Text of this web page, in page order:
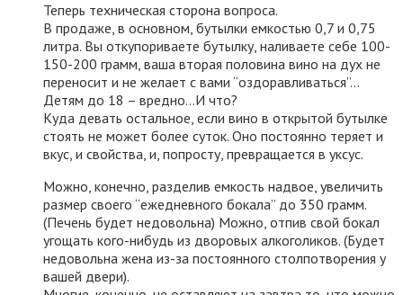
Теперь техническая сторона вопроса.
В продаже, в основном, бутылки емкостью 0,7 и 0,75
литра. Вы откупориваете бутылку, наливаете себе 100-
150-200 грамм, ваша вторая половина вино на дух не
переносит и не желает с вами “оздоравливаться”…
Детям до 18 – вредно…И что?
Куда девать остальное, если вино в открытой бутылке
стоять не может более суток. Оно постоянно теряет и
вкус, и свойства, и, попросту, превращается в уксус.
Можно, конечно, разделив емкость надвое, увеличить
размер своего “ежедневного бокала” до 350 грамм.
(Печень будет недовольна) Можно, отпив свой бокал
угощать кого-нибудь из дворовых алкоголиков. (Будет
недовольна жена из-за постоянного столпотворения у
вашей двери).